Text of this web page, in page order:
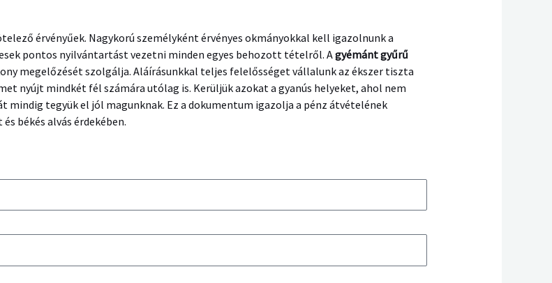
érvényűek. Nagykorú személyként érvényes okmányokkal kell igazolnunk a
pontos nyilvántartást vezetni minden egyes behozott tételről. Agyémánt gyűrű
megelőzését szolgálja. Aláírásunkkal teljes felelősséget vállalunk az ékszer tiszta
nyújt mindkét fél számára utólag is. Kerüljük azokat a gyanús helyeket, ahol nem
mindig tegyük el jól magunknak. Ez a dokumentum igazolja a pénz átvételének
békés alvás érdekében.